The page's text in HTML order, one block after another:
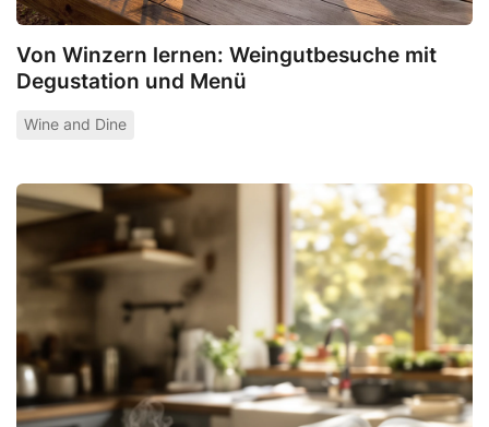
Von Winzern lernen: Weingutbesuche mit
Degustation und Menü
Wine and Dine